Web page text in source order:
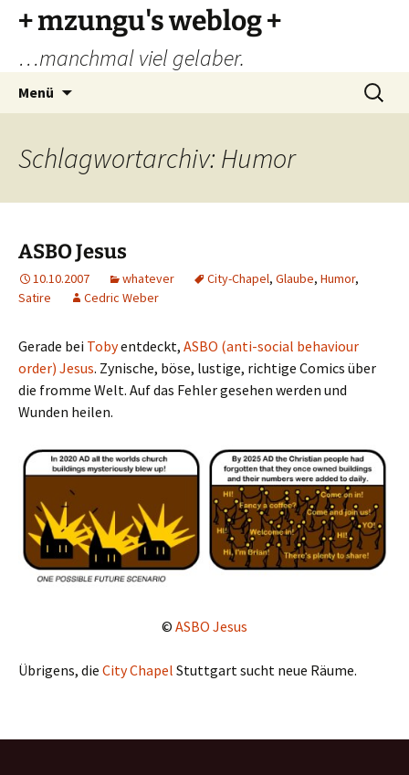
Zum
Inhalt
springen
+ mzungu's weblog +
…manchmal viel gelaber.
Menü
Suchen
nach:
Schlagwortarchiv: Humor
ASBO Jesus
10.10.2007 whatever City-Chapel, Glaube, Humor,
Satire
Cedric Weber
Gerade bei Tobyentdeckt, ASBO (anti-social behaviour
order) Jesus. Zynische, böse, lustige, richtige Comics über
die fromme Welt. Auf das Fehler gesehen werden und
Wunden heilen.
© ASBO Jesus
Übrigens, die City Chapel Stuttgart sucht neue Räume.